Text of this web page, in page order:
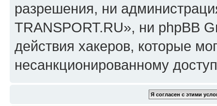
разрешения, ни
TRANSPORT.RU», ни phpBB
действия хакеров, которые
несанкционированному